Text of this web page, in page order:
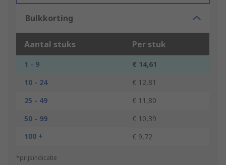
Bulkkorting
Aantal stuks Per stuk
1 - 9
€ 14,61
10 - 24
€ 12,81
25 - 49
€ 11,80
50 - 99
€ 10,39
100 +
€ 9,72
*prijsindicatie